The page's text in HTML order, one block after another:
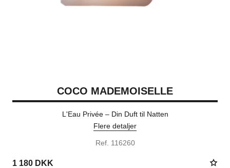
COCO MADEMOISELLE
L'Eau Privée – Din Duft til Natten
Flere detaljer
Ref. 116260
1 180 DKK